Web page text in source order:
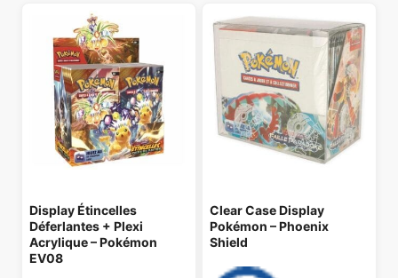
Display Étincelles
Déferlantes + Plexi
Acrylique – Pokémon
EV08
Clear Case Display
Pokémon – Phoenix
Shield